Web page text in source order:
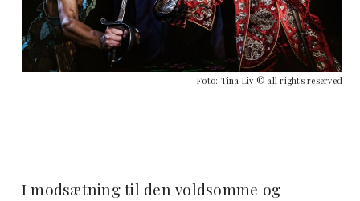
Foto: Tina Liv © all rights reserved
I modsætning til den voldsomme og